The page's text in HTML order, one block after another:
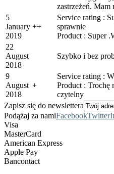
zastrzeżeń. Mam
5
January
2019
++
Service rating :
sprawnie
Product : Super
22
August
2018
Szybko i bez
9
August
2018
+
Service rating :
Product : Trochę
czytelny
Zapisz się do newslettera
Podążaj za namiFacebookTwitter
Visa
MasterCard
American Express
Apple Pay
Bancontact